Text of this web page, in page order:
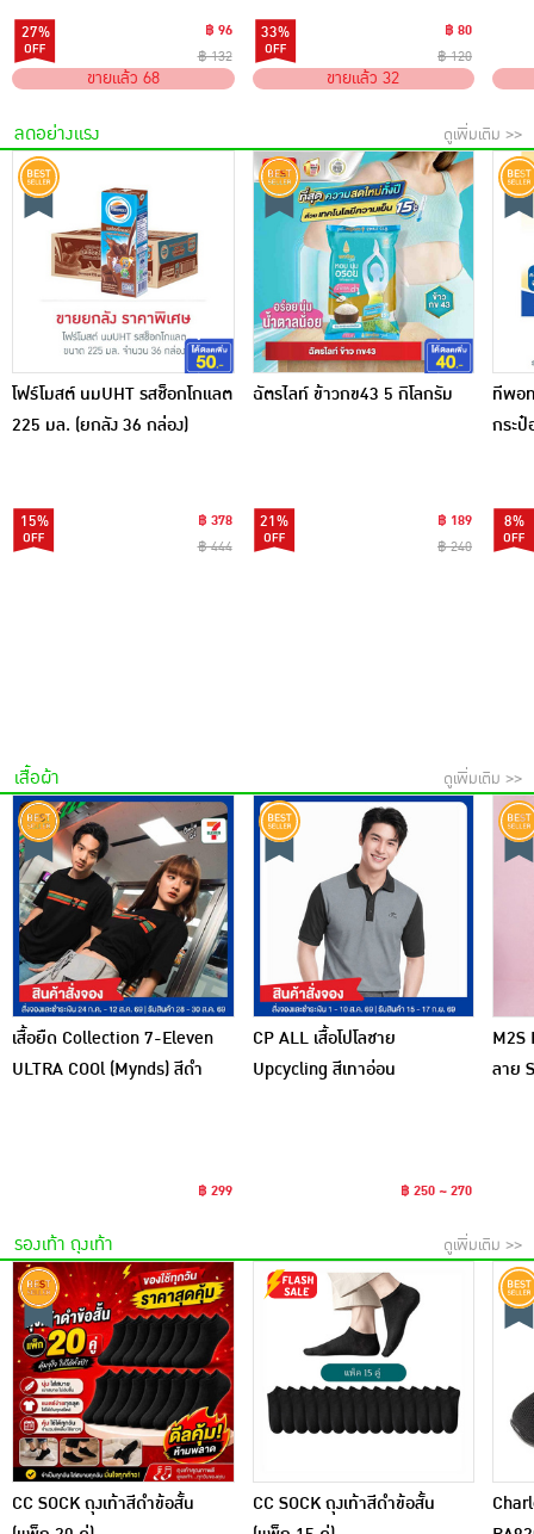
27%
฿ 96
฿ 132
ขายแล้ว 68
33%
฿ 80
฿ 120
ขายแล้ว 32
ลดอย่างแรง ดูเพิ่มเติม >>
โฟร์โมสต์ นมUHT รสช็อกโกแลต
225 มล. (ยกลัง 36 กล่อง)
15%
฿ 378
฿ 444
ฉัตรไลท์ ข้าวกข43 5 กิโลกรัม
21%
฿ 189
฿ 240
ทีพอ
กระ
8%
เสื้อผ้า ดูเพิ่มเติม >>
เสื้อยืด Collection 7-Eleven
ULTRA COOl (Mynds) สีดำ
฿ 299
CP ALL เสื้อโปโลชาย
Upcycling สีเทาอ่อน
฿ 250 ~ 270
M2S
ลาย
รองเท้า ถุงเท้า ดูเพิ่มเติม >>
CC SOCK ถุงเท้าสีดำข้อสั้น
CC SOCK ถุงเท้าสีดำข้อสั้น